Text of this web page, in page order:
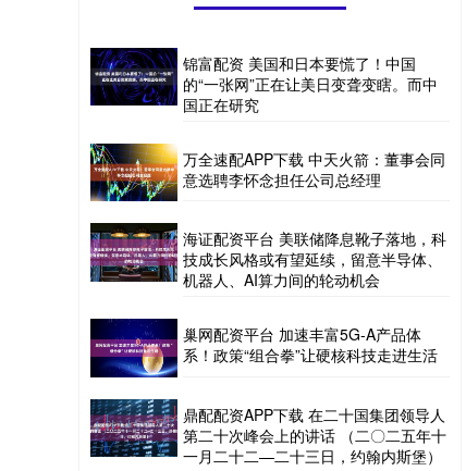
锦富配资 美国和日本要慌了！中国
的“一张网”正在让美日变聋变瞎。而中
国正在研究
万全速配APP下载 中天火箭：董事会同
意选聘李怀念担任公司总经理
海证配资平台 美联储降息靴子落地，科
技成长风格或有望延续，留意半导体、
机器人、AI算力间的轮动机会
巢网配资平台 加速丰富5G-A产品体
系！政策“组合拳”让硬核科技走进生活
鼎配配资APP下载 在二十国集团领导人
第二十次峰会上的讲话 （二〇二五年十
一月二十二—二十三日，约翰内斯堡）